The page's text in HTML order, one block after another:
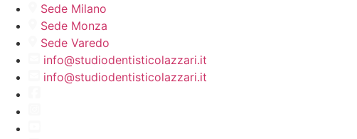
contenuto
Sede Milano
Sede Monza
Sede Varedo
info@studiodentisticolazzari.it
info@studiodentisticolazzari.it